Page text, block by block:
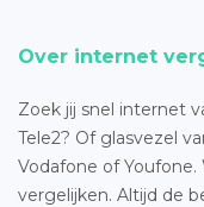
Over internet
Zoek jij snel internet
Tele2? Of glasvezel
Vodafone of
vergelijken. Altijd de